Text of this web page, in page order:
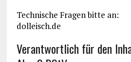
Technische Fragen bitte an:
dolleisch.de
Verantwortlich für den